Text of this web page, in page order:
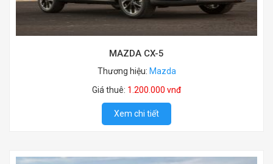
MAZDA CX-5
Thương hiệu: Mazda
Giá thuê: 1.200.000 vnđ
Xem chi tiết